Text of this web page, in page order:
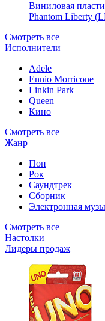
Виниловая
Phantom Liberty
Смотреть все
Исполнители
Adele
Ennio Morricone
Linkin Park
Queen
Кино
Смотреть все
Жанр
Поп
Рок
Саундтрек
Сборник
Электронная
Смотреть все
Настолки
Лидеры продаж